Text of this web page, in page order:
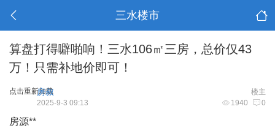
三水楼市
算盘打得噼啪响！三水106㎡三房，总价仅43
万！只需补地价即可！
点击重新加载 楼主
房叔
1940 0
2025-9-3 09:13
房源**